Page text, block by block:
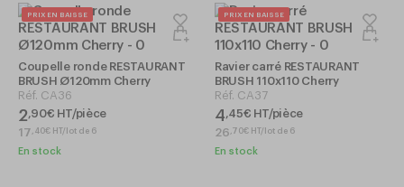
PRIX EN BAISSE
Coupelle ronde RESTAURANT
BRUSH Ø120mm Cherry
Réf. CA36
2,90€ HT/pièce
17 , 40€ HT/lot de 6
En stock
PRIX EN BAISSE
Ravier carré RESTAURANT
BRUSH 110x110 Cherry
Réf. CA37
4,45€ HT/pièce
26 , 70€ HT/lot de 6
En stock